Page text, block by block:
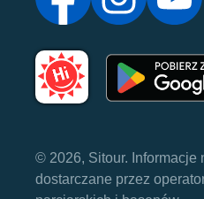
© 2026, Sitour. Informacje
dostarczane przez